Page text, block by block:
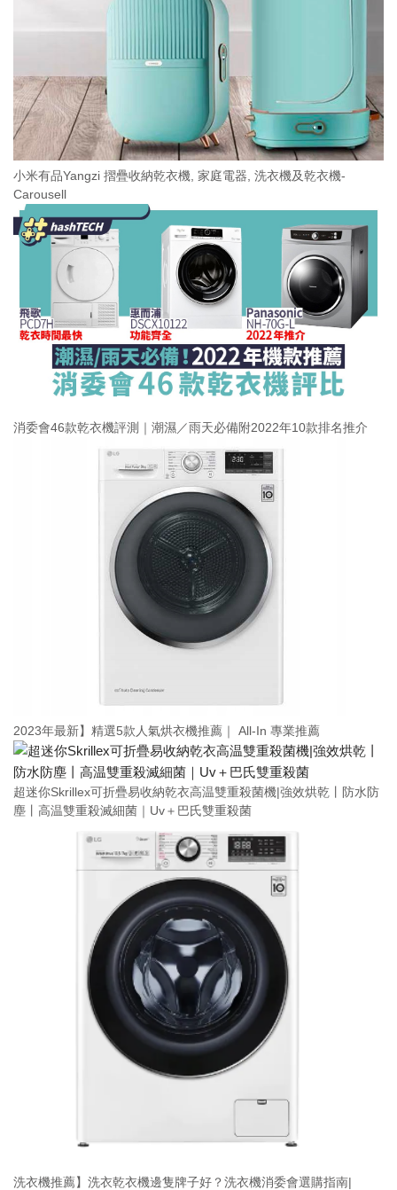
小米有品Yangzi 摺疊收納乾衣機, 家庭電器, 洗衣機及乾衣機-
Carousell
消委會46款乾衣機評測｜潮濕／雨天必備附2022年10款排名推介
2023年最新】精選5款人氣烘衣機推薦｜ All-In 專業推薦
超迷你Skrillex可折疊易收納乾衣高温雙重殺菌機|強效烘乾丨防水防
塵丨高温雙重殺滅細菌｜Uv＋巴氏雙重殺菌
洗衣機推薦】洗衣乾衣機邊隻牌子好？洗衣機消委會選購指南|